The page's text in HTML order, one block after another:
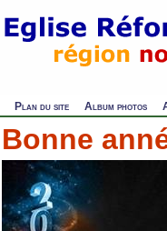
Plan du site Album photos
Bonne